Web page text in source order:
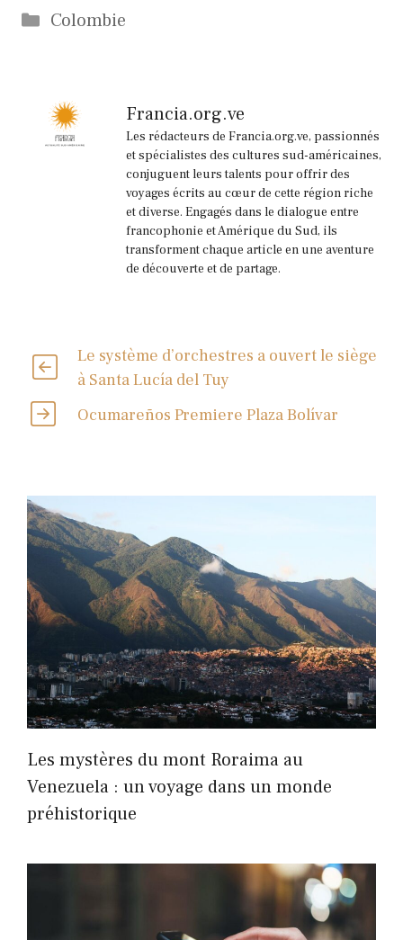
Catégories
Colombie
Francia.org.ve
Les rédacteurs de Francia.org.ve, passionnés
et spécialistes des cultures sud-américaines,
conjuguent leurs talents pour offrir des
voyages écrits au cœur de cette région riche
et diverse. Engagés dans le dialogue entre
francophonie et Amérique du Sud, ils
transforment chaque article en une aventure
de découverte et de partage.
Le système d’orchestres a ouvert le siège
à Santa Lucía del Tuy
Ocumareños Premiere Plaza Bolívar
Les mystères du mont Roraima au
Venezuela : un voyage dans un monde
préhistorique